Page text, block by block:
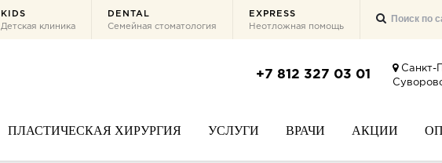
KIDS
Детская клиника
DENTAL
Семейная стоматология
EXPRESS
Неотложная помощь
+7 812 327 03 01
Санкт-
ПЛАСТИЧЕСКАЯ ХИРУРГИЯ УСЛУГИ ВРАЧИ АКЦИИ